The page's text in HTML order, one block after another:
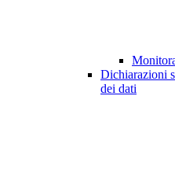
Dichiarazioni
dei dati